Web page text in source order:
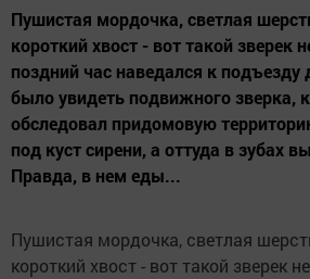
Пушистая мордочка, светлая
короткий хвост - вот такой зверек
поздний час наведался к
было увидеть подвижного зверка,
обследовал придомовую
под куст сирени, а оттуда в зубах
Правда, в нем еды...
Пушистая мордочка, светлая
короткий хвост - вот такой зверек